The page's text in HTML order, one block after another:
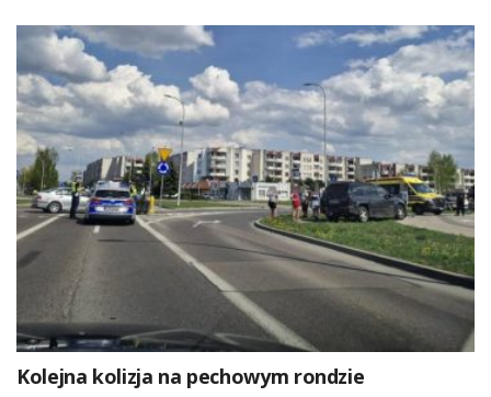
Kolejna kolizja na pechowym rondzie